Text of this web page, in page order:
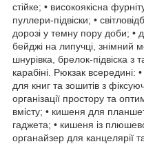
стійке; • високоякісна
пуллери-підвіски; •
дорозі у темну пору доби; •
бейджі на липучці, знімний
шнурівка, брелок-підвіска
карабіні. Рюкзак всередині:
для книг та зошитів з
організації простору та
вмісту; • кишеня для
гаджета; • кишеня із
органайзер для канцелярії